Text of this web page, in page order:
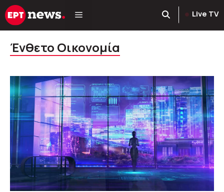
Μετάβαση
σε
Live TV
Ένθετο Οικονομία